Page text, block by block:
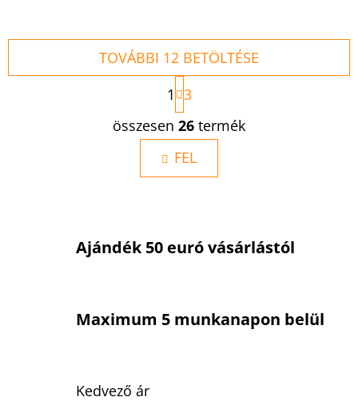
L
I
S
T
R
Á
Í
TOVÁBBI 12 BETÖLTÉSE
L
A
P
O
Z
Á
S
1 3
összesen 26 termék
FEL
Ajándék 50 euró vásárlástól
Maximum 5 munkanapon belül
Kedvező ár